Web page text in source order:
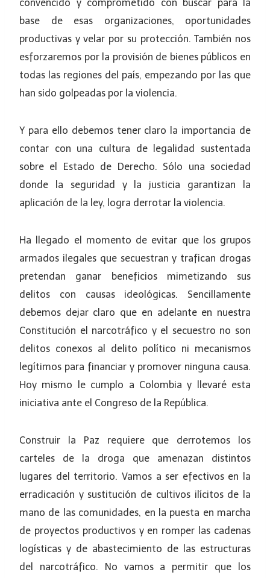
convencido y comprometido con buscar para la
base de esas organizaciones, oportunidades
productivas y velar por su protección. También nos
esforzaremos por la provisión de bienes públicos en
todas las regiones del país, empezando por las que
han sido golpeadas por la violencia.
Y para ello debemos tener claro la importancia de
contar con una cultura de legalidad sustentada
sobre el Estado de Derecho. Sólo una sociedad
donde la seguridad y la justicia garantizan la
aplicación de la ley, logra derrotar la violencia.
Ha llegado el momento de evitar que los grupos
armados ilegales que secuestran y trafican drogas
pretendan ganar beneficios mimetizando sus
delitos con causas ideológicas. Sencillamente
debemos dejar claro que en adelante en nuestra
Constitución el narcotráfico y el secuestro no son
delitos conexos al delito político ni mecanismos
legítimos para financiar y promover ninguna causa.
Hoy mismo le cumplo a Colombia y llevaré esta
iniciativa ante el Congreso de la República.
Construir la Paz requiere que derrotemos los
carteles de la droga que amenazan distintos
lugares del territorio. Vamos a ser efectivos en la
erradicación y sustitución de cultivos ilícitos de la
mano de las comunidades, en la puesta en marcha
de proyectos productivos y en romper las cadenas
logísticas y de abastecimiento de las estructuras
del narcotráfico. No vamos a permitir que los